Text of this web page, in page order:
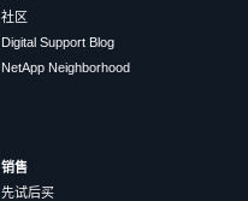
社区
Digital Support Blog
NetApp Neighborhood
销售
先试后买